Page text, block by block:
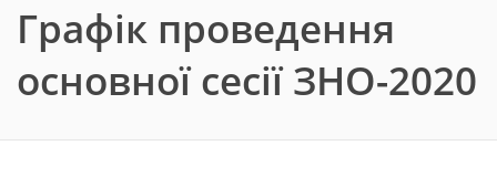
Графік проведення
основної сесії ЗНО-2020